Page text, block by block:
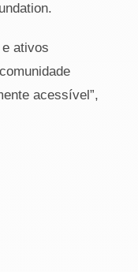
ativos
acessível”,